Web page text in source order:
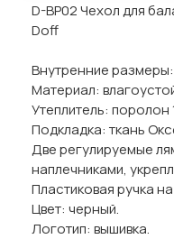
D-BP02 Чехол для
Doff
Внутренние размеры:
Материал:
Утеплитель: поролон
Подкладка: ткань
Две регулируемые
наплечниками,
Пластиковая ручка
Цвет: черный.
Логотип: вышивка.